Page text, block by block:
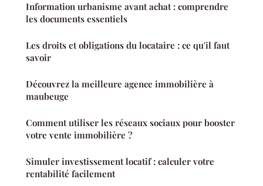
Information urbanisme avant achat : comprendre
les documents essentiels
Les droits et obligations du locataire : ce qu'il faut
savoir
Découvrez la meilleure agence immobilière à
maubeuge
Comment utiliser les réseaux sociaux pour booster
votre vente immobilière ?
Simuler investissement locatif : calculer votre
rentabilité facilement